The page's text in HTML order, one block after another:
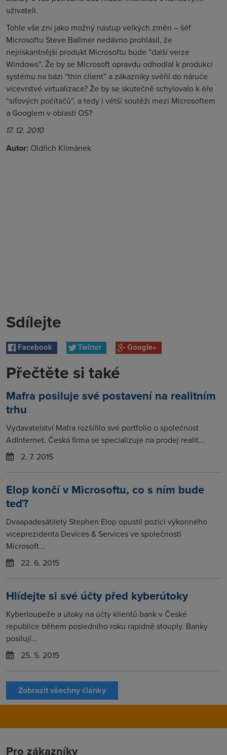
uživateli.
Tohle vše zní jako možný nástup velkých změn – šéf
Microsoftu Steve Ballmer nedávno prohlásil, že
nejriskantnější produkt Microsoftu bude “další verze
Windows”. Že by se Microsoft opravdu odhodlal k produkci
systému na bázi “thin client” a zákazníky svěřil do náruče
vícevrstvé virtualizace? Že by se skutečně schylovalo k éře
“síťových počítačů”, a tedy i větší soutěži mezi Microsoftem
a Googlem v oblasti OS?
17. 12. 2010
Autor: Oldřich Klimánek
Sdílejte
Facebook Twitter Google+
Přečtěte si také
Mafra posiluje své postavení na realitním
trhu
Vydavatelství Mafra rozšířilo své portfolio o společnost
AdInternet. Česká firma se specializuje na prodej realit...
2. 7. 2015
Elop končí v Microsoftu, co s ním bude
teď?
Dvaapadesátiletý Stephen Elop opustil pozici výkonného
viceprezidenta Devices & Services ve společnosti
Microsoft...
22. 6. 2015
Hlídejte si své účty před kyberútoky
Kyberloupeže a útoky na účty klientů bank v České
republice během posledního roku rapidně stouply. Banky
posilují...
25. 5. 2015
Zobrazit všechny články
Pro zákazníky